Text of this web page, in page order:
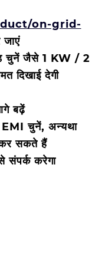
on-grid-
चुनें जैसे 1 KW / 2
दिखाई देगी
बढ़ें
चुनें, अन्यथा
सकते हैं
संपर्क करेगा